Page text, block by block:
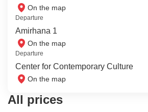
On the map
Departure
Amirhana 1
On the map
Departure
Center for Contemporary Culture
On the map
All prices